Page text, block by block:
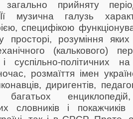
прийняту
Її музична галузь
специфікою
просторі, розуміння
(калькового)
суспільно-політичних
розмаїття імен
диригентів,
словників і